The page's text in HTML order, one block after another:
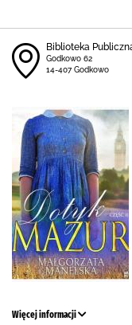
Biblioteka
Godkowo 62
14-407 Godkowo
Więcej informacji